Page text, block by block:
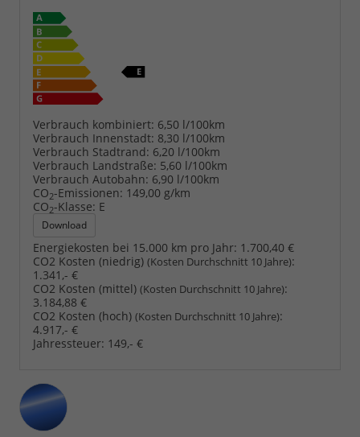
Verbrauch kombiniert: 6,50 l/100km
Verbrauch Innenstadt: 8,30 l/100km
Verbrauch Stadtrand: 6,20 l/100km
Verbrauch Landstraße: 5,60 l/100km
Verbrauch Autobahn: 6,90 l/100km
CO2-Emissionen: 149,00 g/km
CO2-Klasse: E
Download
Energiekosten bei 15.000 km pro Jahr: 1.700,40 €
CO2 Kosten (niedrig) (Kosten Durchschnitt 10 Jahre):
1.341,- €
CO2 Kosten (mittel) (Kosten Durchschnitt 10 Jahre):
3.184,88 €
CO2 Kosten (hoch) (Kosten Durchschnitt 10 Jahre):
4.917,- €
Jahressteuer: 149,- €